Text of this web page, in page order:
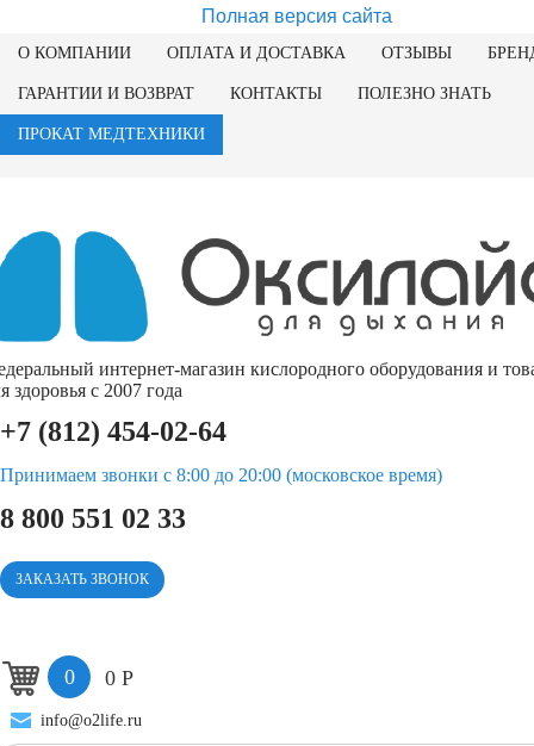
Полная версия сайта
О КОМПАНИИ ОПЛАТА И ДОСТАВКА ОТЗЫВЫ
ГАРАНТИИ И ВОЗВРАТ КОНТАКТЫ ПОЛЕЗНО ЗНАТЬ
ПРОКАТ МЕДТЕХНИКИ
интернет-магазин кислородного оборудования и
здоровья с 2007 года
+7 (812) 454-02-64
Принимаем звонки с 8:00 до 20:00 (московское время)
8 800 551 02 33
ЗАКАЗАТЬ ЗВОНОК
0 0 Р
info@o2life.ru